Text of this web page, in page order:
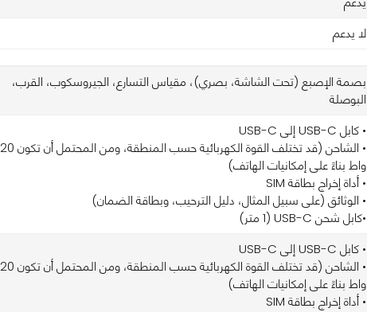
لا يدعم
بصمة الإصبع (تحت الشاشة، بصري)، مقياس التسارع، الجيروسكوب، القرب،
البوصلة
• كابل USB-C إلى USB-C
• الشاحن (قد تختلف القوة الكهربائية حسب المنطقة، ومن المحتمل أن تكون 20
واط بناءً على إمكانيات الهاتف)
• أداة إخراج بطاقة SIM
• الوثائق (على سبيل المثال، دليل الترحيب، وبطاقة الضمان)
•كابل شحن USB-C ‏(1 متر)
• كابل USB-C إلى USB-C
• الشاحن (قد تختلف القوة الكهربائية حسب المنطقة، ومن المحتمل أن تكون 20
واط بناءً على إمكانيات الهاتف)
• أداة إخراج بطاقة SIM